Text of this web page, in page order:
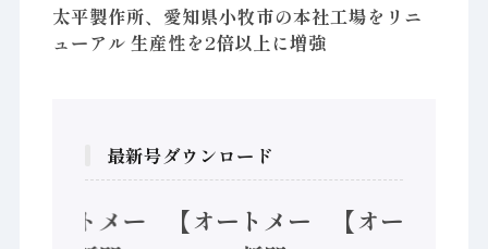
太平製作所、愛知県小牧市の本社工場をリニ
ューアル 生産性を2倍以上に増強
最新号ダウンロード
【オートメー
【オートメー
【オートメー